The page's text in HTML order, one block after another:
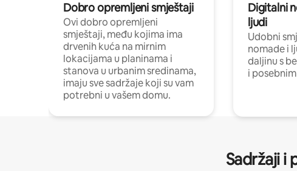
Dobro opremljeni smještaji
Ovi dobro opremljeni
smještaji, među kojima ima
drvenih kuća na mirnim
lokacijama u planinama i
stanova u urbanim sredinama,
imaju sve sadržaje koji su vam
potrebni u vašem domu.
Digitalni
ljudi
Udobni
nomade i
daljinu s
i
Sadržaji i